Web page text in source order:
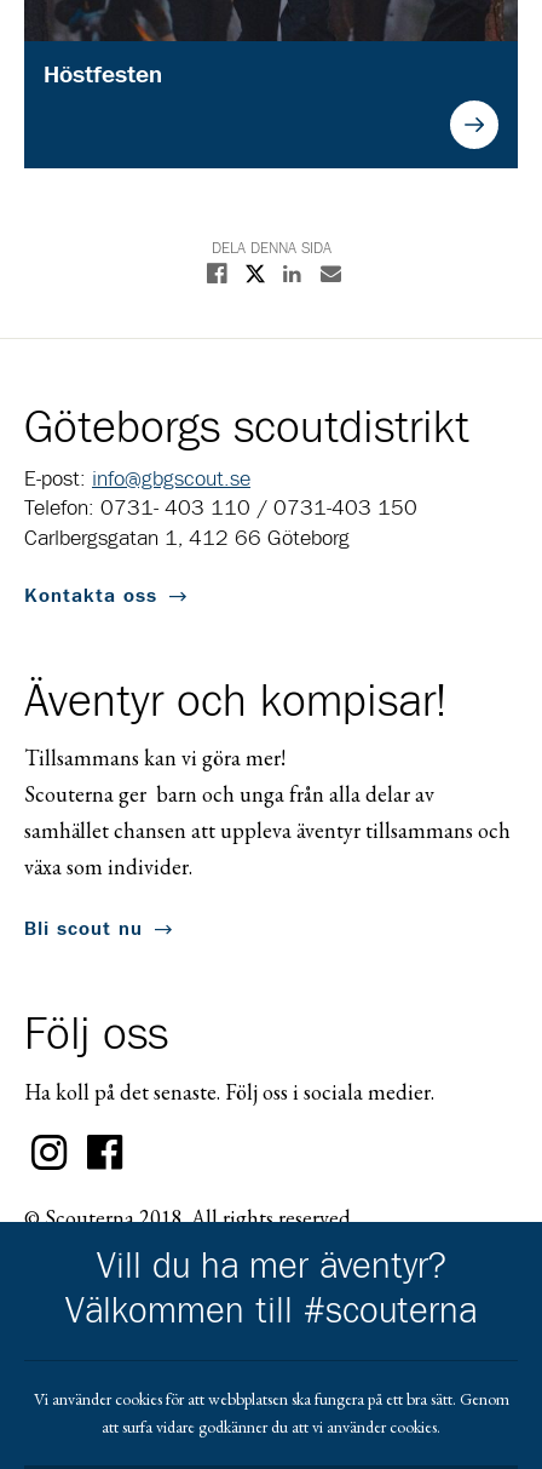
Höstfesten
DELA DENNA SIDA
Dela på Facebook
Dela på XDela på Linkedin
Dela med E-post
Göteborgs scoutdistrikt
E-post: info@gbgscout.se
Telefon: 0731- 403 110 / 0731-403 150
Carlbergsgatan 1, 412 66 Göteborg
Kontakta oss
Äventyr och kompisar!
Tillsammans kan vi göra mer!
Scouterna ger barn och unga från alla delar av
samhället chansen att uppleva äventyr tillsammans och
växa som individer.
Bli scout nu
Följ oss
Ha koll på det senaste. Följ oss i sociala medier.
© Scouterna 2018. All rights reserved.
Gå till pl_50
Vill du ha mer äventyr?
Välkommen till #scouterna
Vi använder cookies för att webbplatsen ska fungera på ett bra sätt. Genom
att surfa vidare godkänner du att vi använder cookies.